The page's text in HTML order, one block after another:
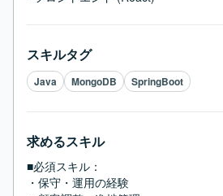
スキルタグ
Java MongoDB SpringBoot
求めるスキル
■必須スキル：
・保守・運用の経験